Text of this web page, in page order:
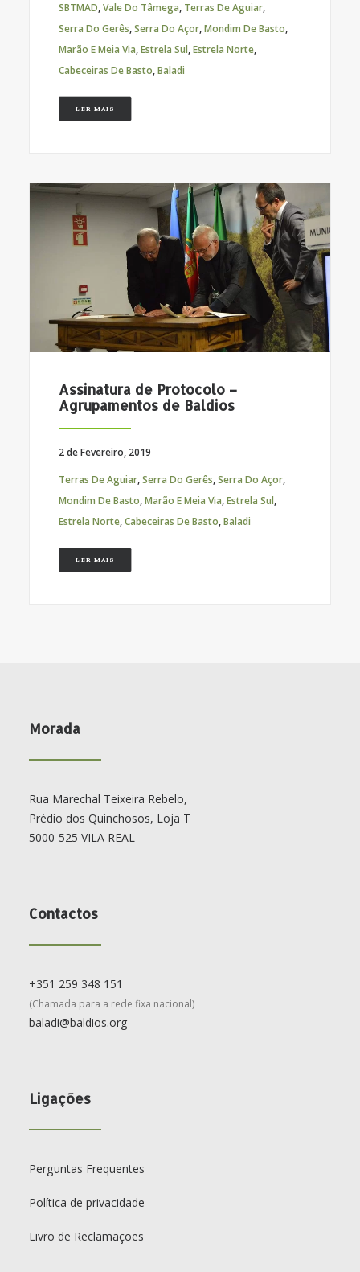
SBTMAD,Vale Do Tâmega, Terras De Aguiar,
Serra Do Gerês,Serra Do Açor,Mondim De Basto,
Marão E Meia Via,Estrela Sul,Estrela Norte,
Cabeceiras De Basto,Baladi
LER MAIS
Assinatura de Protocolo –
Agrupamentos de Baldios
2 de Fevereiro, 2019
Terras De Aguiar,Serra Do Gerês,Serra Do Açor,
Mondim De Basto,Marão E Meia Via,Estrela Sul,
Estrela Norte,Cabeceiras De Basto,Baladi
LER MAIS
Morada
Rua Marechal Teixeira Rebelo,
Prédio dos Quinchosos, Loja T
5000-525 VILA REAL
Contactos
+351 259 348 151
(Chamada para a rede fixa nacional)
baladi@baldios.org
Ligações
Perguntas Frequentes
Política de privacidade
Livro de Reclamações